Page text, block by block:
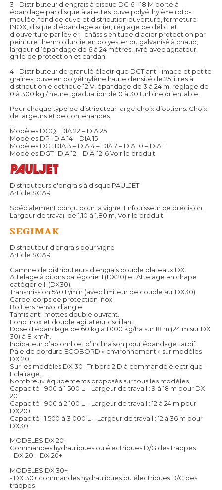
3 - Distributeur d'engrais à disque DC 6 - 18 M porté à
épandage par disque à ailettes, cuve polyéthylène roto-
moulée, fond de cuve et distribution ouverture, fermeture
INOX, disque d'épandage acier, réglage de débit et
d’ouverture par levier . châssis en tube d'acier protection par
peinture thermo durcie en polyester ou galvanisé à chaud,
largeur d ’épandage de 6 à 24 mètres, livré avec agitateur,
grille de protection et cardan.
4 - Distributeur de granulé électrique DGT anti-limace et petite
graines, cuve en polyéthylène haute densité de 25 litres à
distribution électrique 12 V, épandage de 3 à 24 m, réglage de
0 à 300 kg / heure, graduation de 0 à 30 turbine orientable.
Pour chaque type de distributeur large choix d’options. Choix
de largeurs et de contenances.
Modèles DCQ : DIA 22 – DIA 25
Modèles DP : DIA 14 – DIA 15
Modèles DC : DIA 3 – DIA 4 – DIA 7 – DIA 10 – DIA 11
Modèles DGT : DIA 12 – DIA-12-6Voir le produit
Distributeurs d'engrais à disque PAULJET
Article SCAR
Spécialement conçu pour la vigne. Enfouisseur de précision.
Largeur de travail de 1,10 à 1,80 m. Voir le produit
Distributeur d'engrais pour vigne
Article SCAR
Gamme de distributeurs d’engrais double plateaux DX.
Attelage à pitons catégorie II (DX20) et Attelage en chape
catégorie II (DX30).
Transmission 540 tr/min (avec limiteur de couple sur DX30).
Garde-corps de protection inox.
Boitiers renvoi d’angle.
Tamis anti-mottes double ouvrant.
Fond inox et double agitateur oscillant
Dose d’épandage de 60 kg à 1 000 kg/ha sur 18 m (24 m sur DX
30) à 8 km/h.
Indicateur d’aplomb et d’inclinaison pour épandage tardif.
Pale de bordure ECOBORD « environnement » sur modèles
DX 20.
Sur les modèles DX 30 : Tribord 2 D à commande électrique -
Eclairage.
Nombreux équipements proposés sur tous les modèles.
Capacité : 900 à 1 500 L – Largeur de travail : 9 à 18 m pour DX
20
Capacité : 900 à 2 100 L – Largeur de travail : 12 à 24 m pour
DX20+
Capacité : 1 500 à 3 000 L – Largeur de travail : 12 à 36 m pour
DX30+
MODELES DX 20 :
Commandes hydrauliques ou électriques D/G des trappes
- DX 20 – DX 20+
MODELES DX 30+ :
- DX 30+ commandes hydrauliques ou électriques D/G des
trappes